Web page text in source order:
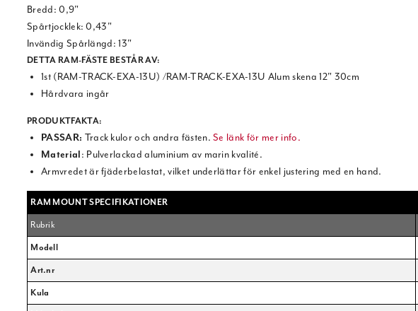
Bredd: 0,9"
Spårtjocklek: 0,43"
Invändig Spårlängd: 13"
DETTA RAM-FÄSTE BESTÅR AV:
1st (RAM-TRACK-EXA-13U) /RAM-TRACK-EXA-13U Alum skena 12" 30cm
Hårdvara ingår
PRODUKTFAKTA:
PASSAR: Track kulor och andra fästen. Se länk för mer info.
Material: Pulverlackad aluminium av marin kvalité.
Armvredet är fjäderbelastat, vilket underlättar för enkel justering med en hand.
RAM MOUNT SPECIFIKATIONER
Rubrik
Modell
Art.nr
Kula